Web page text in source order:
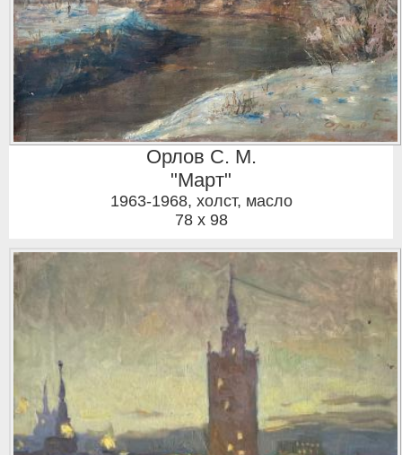
Орлов С. М.
"Март"
1963-1968, холст, масло
78 x 98